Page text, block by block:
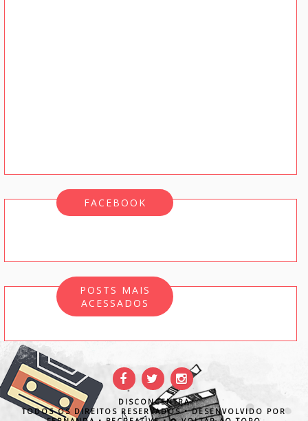
FACEBOOK
POSTS MAIS
ACESSADOS
DISCONCENTRA
TODOS OS DIREITOS RESERVADOS • DESENVOLVIDO POR